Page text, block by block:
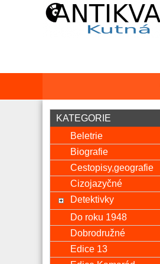
KATEGORIE
Beletrie
Biografie
Cestopisy,geografie
Cizojazyčné
Detektivky
Do roku 1948
Dobrodružné
Edice 13